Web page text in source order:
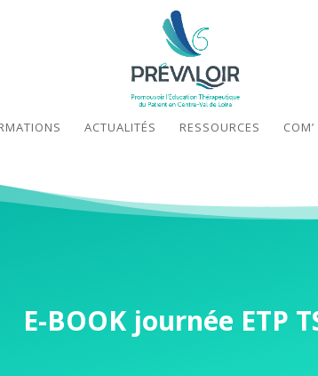
ACTUALITÉS RESSOURCES COM’
E-BOOK journée ETP